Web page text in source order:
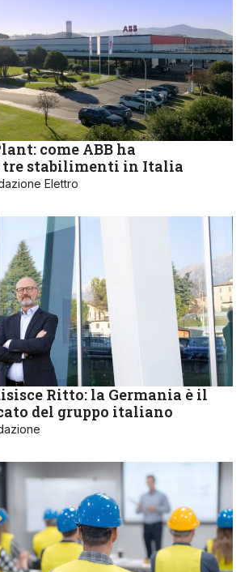
come ABB ha
stabilimenti in Italia
Elettro
Ritto: la Germania è il
del gruppo italiano